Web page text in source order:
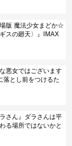
場版 魔法少女まどか☆
スの廻天〉』IMAX
悪女ではございます
落とし前をつけるた
さん』ダラさんは平
る場所ではないかと